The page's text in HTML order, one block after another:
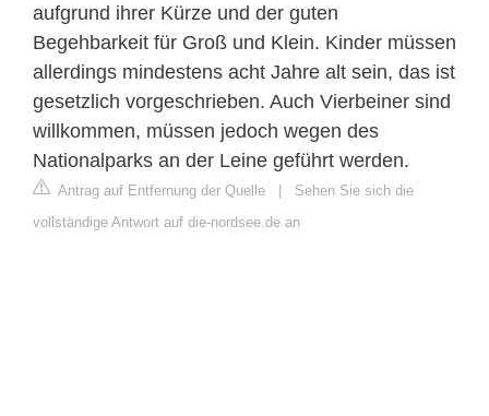
aufgrund ihrer Kürze und der guten
Begehbarkeit für Groß und Klein. Kinder müssen
allerdings mindestens acht Jahre alt sein, das ist
gesetzlich vorgeschrieben. Auch Vierbeiner sind
willkommen, müssen jedoch wegen des
Nationalparks an der Leine geführt werden.
Antrag auf Entfernung der Quelle | Sehen Sie sich die
vollständige Antwort auf die-nordsee.de an